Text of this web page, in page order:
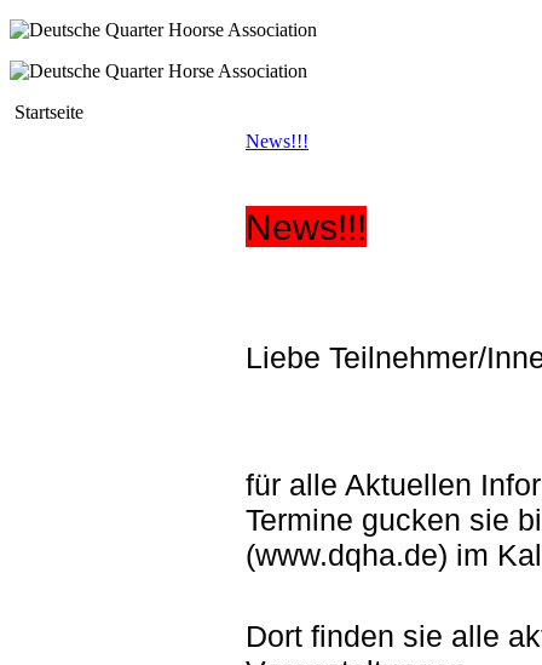
Startseite
News!!!
News!!!
Liebe Teilnehmer/
für alle Aktuellen
Termine gucken sie
(www.dqha.de) im
Dort finden sie alle